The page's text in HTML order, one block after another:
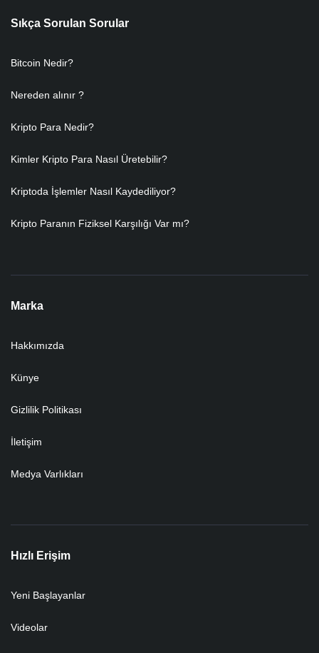
Sıkça Sorulan Sorular
Bitcoin Nedir?
Nereden alınır ?
Kripto Para Nedir?
Kimler Kripto Para Nasıl Üretebilir?
Kriptoda İşlemler Nasıl Kaydediliyor?
Kripto Paranın Fiziksel Karşılığı Var mı?
Marka
Hakkımızda
Künye
Gizlilik Politikası
İletişim
Medya Varlıkları
Hızlı Erişim
Yeni Başlayanlar
Videolar